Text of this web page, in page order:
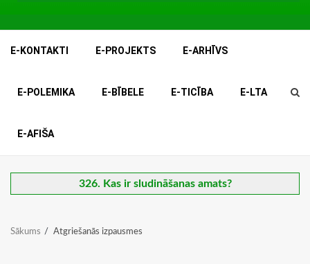
E-KONTAKTI E-PROJEKTS E-ARHĪVS
E-POLEMIKA E-BĪBELE E-TICĪBA E-LTA
E-AFIŠA
326. Kas ir sludināšanas amats?
Sākums Atgriešanās izpausmes